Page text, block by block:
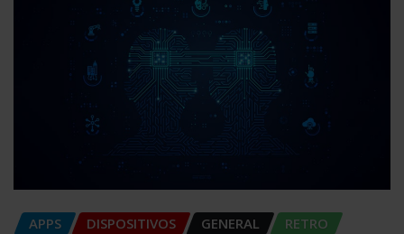
APPS DISPOSITIVOS GENERAL
RETRO